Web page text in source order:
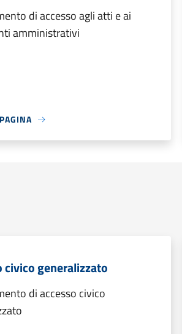
di accesso agli atti e ai
amministrativi
civico generalizzato
di accesso civico